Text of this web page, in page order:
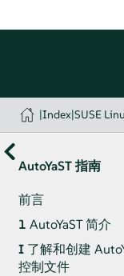
|Index|SUSE
AutoYaST 指南
前言
1 AutoYaST 简介
I 了解和创建
控制文件